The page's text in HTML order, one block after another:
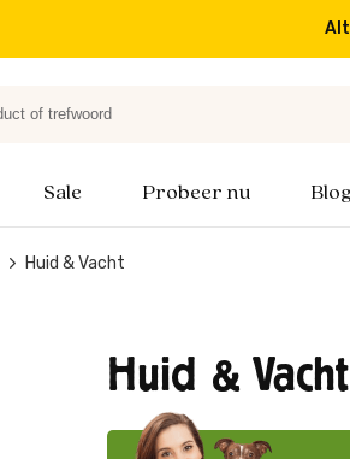
Sale Probeer nu
Huid & Vacht
Huid & Vacht